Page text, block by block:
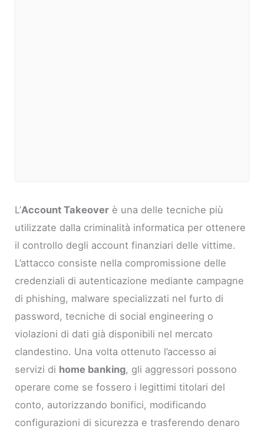
L’Account Takeover è una delle tecniche più
utilizzate dalla criminalità informatica per ottenere
il controllo degli account finanziari delle vittime.
L’attacco consiste nella compromissione delle
credenziali di autenticazione mediante campagne
di phishing, malware specializzati nel furto di
password, tecniche di social engineering o
violazioni di dati già disponibili nel mercato
clandestino. Una volta ottenuto l’accesso ai
servizi di home banking, gli aggressori possono
operare come se fossero i legittimi titolari del
conto, autorizzando bonifici, modificando
configurazioni di sicurezza e trasferendo denaro